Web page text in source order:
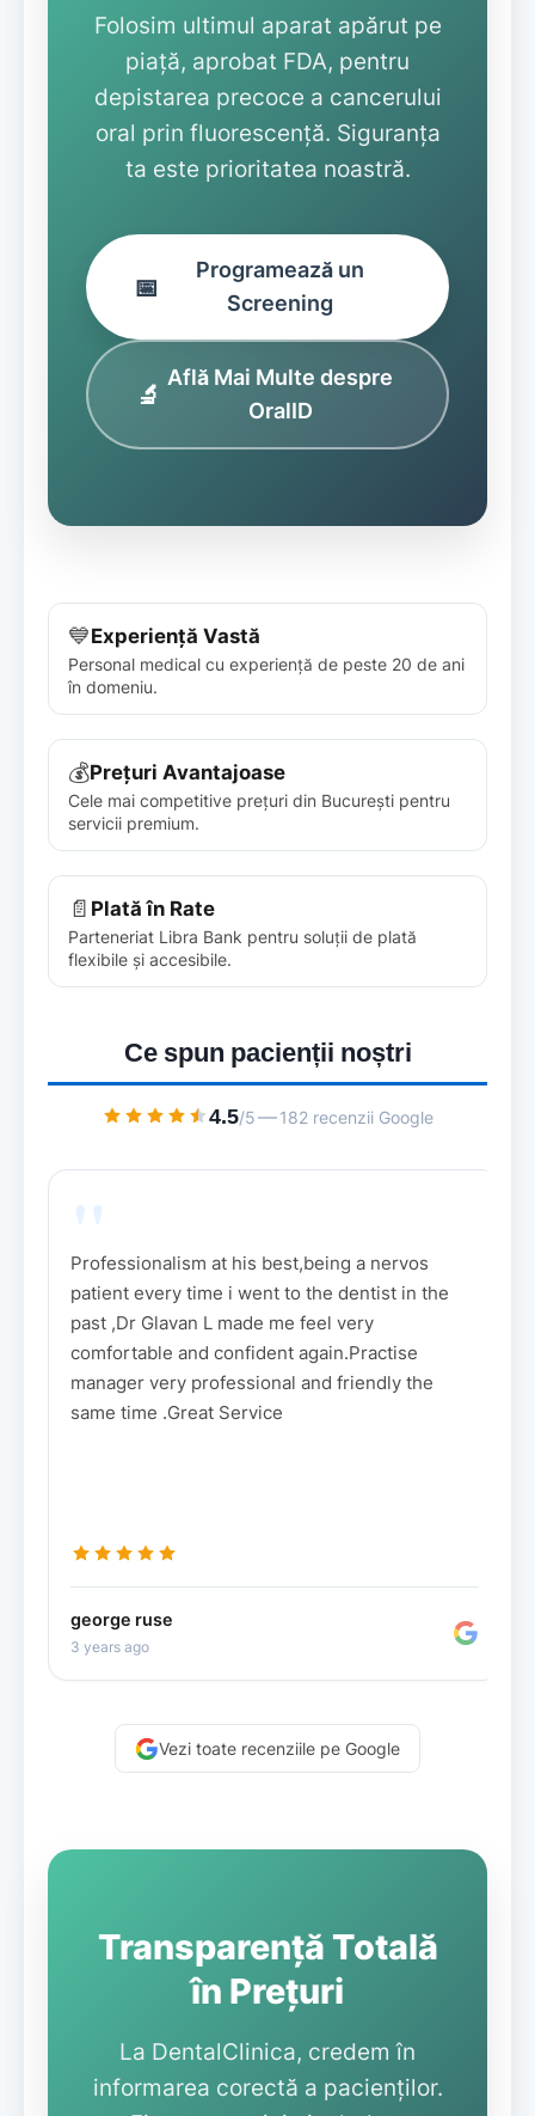
Folosim ultimul aparat apărut pe
piață, aprobat FDA, pentru
depistarea precoce a cancerului
oral prin fluorescență. Siguranța
ta este prioritatea noastră.
📅
Programează un
Screening
🔬
Află Mai Multe despre
OralID
💙Experiență Vastă
Personal medical cu experiență de peste 20 de ani
în domeniu.
💰Prețuri Avantajoase
Cele mai competitive prețuri din București pentru
servicii premium.
📄 Plată în Rate
Parteneriat Libra Bank pentru soluții de plată
flexibile și accesibile.
Ce spun pacienții noștri
4.5/5—182 recenzii Google
"
Nice treatment, very nice personnel, flexible
program and good prices.
Victor Motatu
8 years ago
Vezi toate recenziile pe Google
Transparență Totală
în Prețuri
La DentalClinica, credem în
informarea corectă a pacienților.